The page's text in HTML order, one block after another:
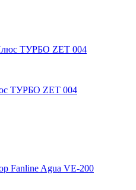
ТУРБО ZET 004